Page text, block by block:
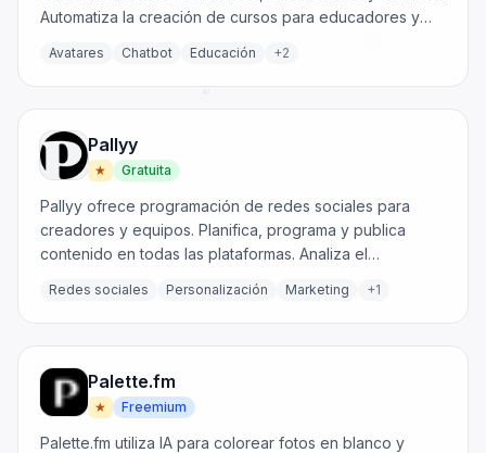
Automatiza la creación de cursos para educadores y
Avatares Chatbot Educación +2
Pallyy
★ Gratuita
Pallyy ofrece programación de redes sociales para
creadores y equipos. Planifica, programa y publica
contenido en todas las plataformas. Analiza el
Redes sociales Personalización Marketing +1
Palette.fm
★ Freemium
Palette.fm utiliza IA para colorear fotos en blanco y